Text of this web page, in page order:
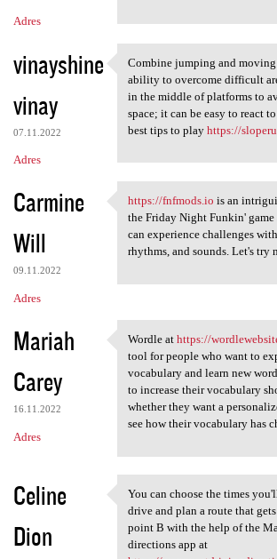
Adres
vinayshine
vinay
07.11.2022
Adres
Combine jumping and
Combine jumping and
ability to overcome difficult
in the middle of platforms to
space; it can be easy to react
best tips to play https://
Carmine
Will
09.11.2022
Adres
https://fnfmods.io is an
https://fnfmods.io is an
the Friday Night Funkin'
can experience challenges
rhythms, and sounds. Let's try
Mariah
Carey
16.11.2022
Adres
Wordle at https:/
Wordle at https://
tool for people who want to
vocabulary and learn new
to increase their vocabulary
whether they want a
see how their vocabulary has
Celine
Dion
You can choose the
You can choose the times
drive and plan a route that
point B with the help of the
directions app at